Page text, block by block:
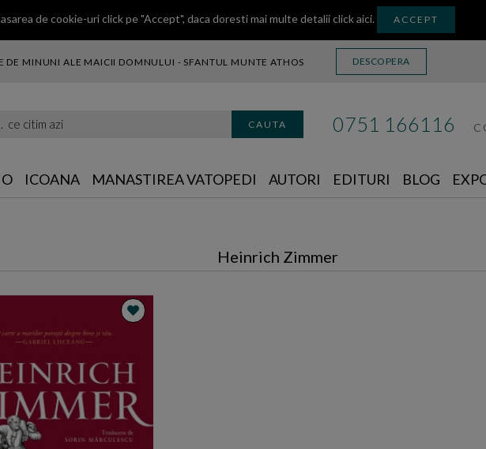
de cookie-uri click pe "Accept", daca doresti mai multe detaliiclick aici. ACCEPT
DE MINUNI ALE MAICII DOMNULUI - SFANTUL MUNTE ATHOS DESCOPERA
CAUTA 0751 166116
ICOANA MANASTIREA VATOPEDI AUTORI EDITURI BLOG
Heinrich Zimmer